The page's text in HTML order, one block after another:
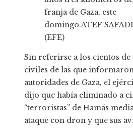
franja de Gaza, este
domingo.ATEF SAFADI
(EFE)
Sin referirse a los cientos de
civiles de las que
autoridades de Gaza, el
dijo que había eliminado a
“terroristas” de Hamás
ataque con dron y que sus